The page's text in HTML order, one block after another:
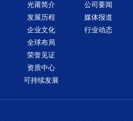
光莆简介
发展历程
企业文化
全球布局
荣誉见证
资质中心
可持续发展
公司要闻
媒体报道
行业动态